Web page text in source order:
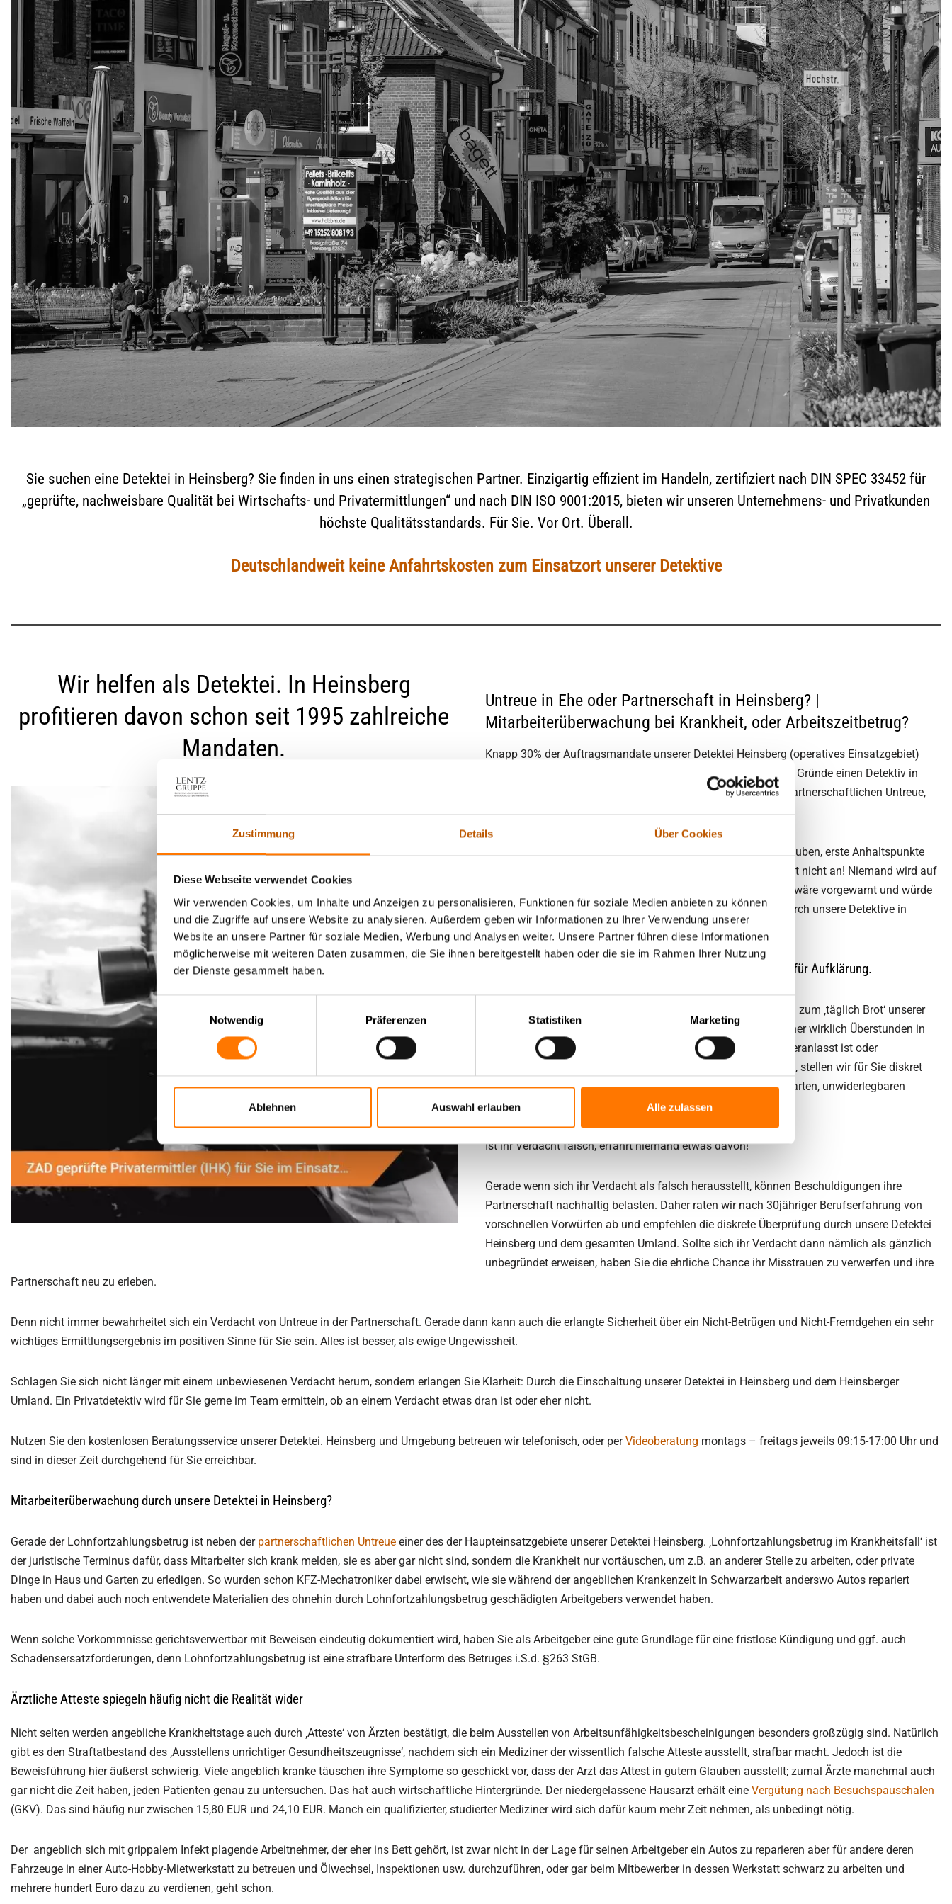
Zustimmung Details Über Cookies
Diese Webseite verwendet Cookies
Wir verwenden Cookies, um Inhalte und Anzeigen zu personalisieren, Funktionen für soziale Medien anbieten zu können
und die Zugriffe auf unsere Website zu analysieren. Außerdem geben wir Informationen zu Ihrer Verwendung unserer
Website an unsere Partner für soziale Medien, Werbung und Analysen weiter. Unsere Partner führen diese Informationen
möglicherweise mit weiteren Daten zusammen, die Sie ihnen bereitgestellt haben oder die sie im Rahmen Ihrer Nutzung
der Dienste gesammelt haben.
Einwilligungsauswahl
Notwendig
Präferenzen Statistiken Marketing
Ablehnen Auswahl erlauben Alle zulassen
Sie suchen eine Detektei in Heinsberg? Sie finden in uns einen strategischen Partner. Einzigartig effizient im Handeln, zertifiziert nach DIN SPEC 33452 für
„geprüfte, nachweisbare Qualität bei Wirtschafts- und Privatermittlungen“ und nach DIN ISO 9001:2015, bieten wir unseren Unternehmens- und Privatkunden
höchste Qualitätsstandards. Für Sie. Vor Ort. Überall.
Deutschlandweit keine Anfahrtskosten zum Einsatzort unserer Detektive
Wir helfen als Detektei. In Heinsberg
profitieren davon schon seit 1995 zahlreiche
Mandaten.
Untreue in Ehe oder Partnerschaft in Heinsberg? |
Mitarbeiterüberwachung bei Krankheit, oder Arbeitszeitbetrug?
Knapp 30% der Auftragsmandate unserer Detektei Heinsberg (operatives Einsatzgebiet)
erhalten wir von privaten Mandaten. Dabei sind die häufigsten Gründe einen Detektiv in
Heinsberg und dem Umland einzuschalten, der Verdacht der partnerschaftlichen Untreue,
oder Verdacht von Unterhaltsbetrug.
Wenn Sie das Gefühl haben, Ihr Partner betrügt Sie und Sie glauben, erste Anhaltspunkte
dafür gefunden zu haben, sprechen Sie ihren Partner möglichst nicht an! Niemand wird auf
erste Ansprache sein Fremdgehen einräumen; aber ihr Partner wäre vorgewarnt und würde
deutlich vorsichtiger agieren, was wiederum die Aufklärung durch unsere Detektive in
Heinsberg und dem Heinsberger Umland erschweren könnte.
Unsere Detektei sorgt in Heinsberg und Umgebung diskret für Aufklärung.
Die Ermittlungen zu Untreue in Ehe oder Partnerschaft gehören zum ‚täglich Brot‘ unserer
Detektei in Heinsberg und dem gesamten Umland. Ob Ihr Partner wirklich Überstunden in
der Firma macht oder ob die Geschäftsreise allein dienstlich veranlasst ist oder
Hotelübernachtungen allein oder im Doppelzimmer stattfinden, stellen wir für Sie diskret
und unbemerkt fest und untermauern diese Feststellung mit harten, unwiderlegbaren
Fakten.
Ist ihr Verdacht falsch, erfährt niemand etwas davon!
Gerade wenn sich ihr Verdacht als falsch herausstellt, können Beschuldigungen ihre
Partnerschaft nachhaltig belasten. Daher raten wir nach 30jähriger Berufserfahrung von
vorschnellen Vorwürfen ab und empfehlen die diskrete Überprüfung durch unsere Detektei
Heinsberg und dem gesamten Umland. Sollte sich ihr Verdacht dann nämlich als gänzlich
unbegründet erweisen, haben Sie die ehrliche Chance ihr Misstrauen zu verwerfen und ihre
Partnerschaft neu zu erleben.
Denn nicht immer bewahrheitet sich ein Verdacht von Untreue in der Partnerschaft. Gerade dann kann auch die erlangte Sicherheit über ein Nicht-Betrügen und Nicht-Fremdgehen ein sehr
wichtiges Ermittlungsergebnis im positiven Sinne für Sie sein. Alles ist besser, als ewige Ungewissheit.
Schlagen Sie sich nicht länger mit einem unbewiesenen Verdacht herum, sondern erlangen Sie Klarheit: Durch die Einschaltung unserer Detektei in Heinsberg und dem Heinsberger
Umland. Ein Privatdetektiv wird für Sie gerne im Team ermitteln, ob an einem Verdacht etwas dran ist oder eher nicht.
Nutzen Sie den kostenlosen Beratungsservice unserer Detektei. Heinsberg und Umgebung betreuen wir telefonisch, oder perVideoberatung montags – freitags jeweils 09:15-17:00 Uhr und
sind in dieser Zeit durchgehend für Sie erreichbar.
Mitarbeiterüberwachung durch unsere Detektei in Heinsberg?
Gerade der Lohnfortzahlungsbetrug ist neben der partnerschaftlichen Untreue einer des der Haupteinsatzgebiete unserer Detektei Heinsberg. ‚Lohnfortzahlungsbetrug im Krankheitsfall‘ ist
der juristische Terminus dafür, dass Mitarbeiter sich krank melden, sie es aber gar nicht sind, sondern die Krankheit nur vortäuschen, um z.B. an anderer Stelle zu arbeiten, oder private
Dinge in Haus und Garten zu erledigen. So wurden schon KFZ-Mechatroniker dabei erwischt, wie sie während der angeblichen Krankenzeit in Schwarzarbeit anderswo Autos repariert
haben und dabei auch noch entwendete Materialien des ohnehin durch Lohnfortzahlungsbetrug geschädigten Arbeitgebers verwendet haben.
Wenn solche Vorkommnisse gerichtsverwertbar mit Beweisen eindeutig dokumentiert wird, haben Sie als Arbeitgeber eine gute Grundlage für eine fristlose Kündigung und ggf. auch
Schadensersatzforderungen, denn Lohnfortzahlungsbetrug ist eine strafbare Unterform des Betruges i.S.d. §263 StGB.
Ärztliche Atteste spiegeln häufig nicht die Realität wider
Nicht selten werden angebliche Krankheitstage auch durch ‚Atteste‘ von Ärzten bestätigt, die beim Ausstellen von Arbeitsunfähigkeitsbescheinigungen besonders großzügig sind. Natürlich
gibt es den Straftatbestand des ‚Ausstellens unrichtiger Gesundheitszeugnisse‘, nachdem sich ein Mediziner der wissentlich falsche Atteste ausstellt, strafbar macht. Jedoch ist die
Beweisführung hier äußerst schwierig. Viele angeblich kranke täuschen ihre Symptome so geschickt vor, dass der Arzt das Attest in gutem Glauben ausstellt; zumal Ärzte manchmal auch
gar nicht die Zeit haben, jeden Patienten genau zu untersuchen. Das hat auch wirtschaftliche Hintergründe. Der niedergelassene Hausarzt erhält eine Vergütung nach Besuchspauschalen
(GKV). Das sind häufig nur zwischen 15,80 EUR und 24,10 EUR. Manch ein qualifizierter, studierter Mediziner wird sich dafür kaum mehr Zeit nehmen, als unbedingt nötig.
Der angeblich sich mit grippalem Infekt plagende Arbeitnehmer, der eher ins Bett gehört, ist zwar nicht in der Lage für seinen Arbeitgeber ein Autos zu reparieren aber für andere deren
Fahrzeuge in einer Auto-Hobby-Mietwerkstatt zu betreuen und Ölwechsel, Inspektionen usw. durchzuführen, oder gar beim Mitbewerber in dessen Werkstatt schwarz zu arbeiten und
mehrere hundert Euro dazu zu verdienen, geht schon.